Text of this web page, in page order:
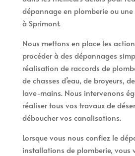
dépannage en plomberie ou une
à Sprimont.
Nous mettons en place les
procéder à des dépannages
réalisation de raccords de
de chasses d’eau, de broyeurs,
lave-mains. Nous intervenons
réaliser tous vos travaux de
déboucher vos canalisations.
Lorsque vous nous confiez le
installations de plomberie, vous